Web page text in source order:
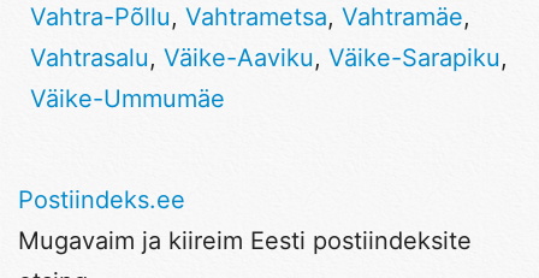
Vahtra-Põllu, Vahtrametsa, Vahtramäe,
Vahtrasalu, Väike-Aaviku, Väike-Sarapiku,
Väike-Ummumäe
Postiindeks.ee
Mugavaim ja kiireim Eesti postiindeksite